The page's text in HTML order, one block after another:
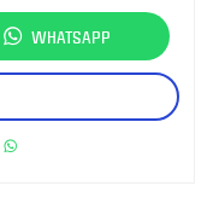
WHATSAPP